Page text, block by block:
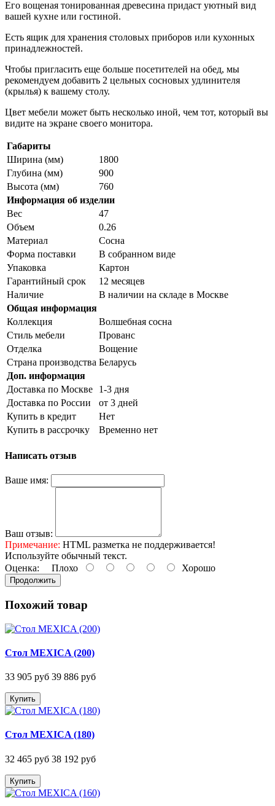
Его вощеная тонированная древесина придаст уютный вид
вашей кухне или гостиной.
Есть ящик для хранения столовых приборов или кухонных
принадлежностей.
Чтобы пригласить еще больше посетителей на обед, мы
рекомендуем добавить 2 цельных сосновых удлинителя
(крылья) к вашему столу.
Цвет мебели может быть несколько иной, чем тот, который вы
видите на экране своего монитора.
Габариты
Ширина (мм)
1800
Глубина (мм)
900
Высота (мм)
760
Информация об изделии
Вес
47
Объем
0.26
Материал
Сосна
Форма поставки
В собранном виде
Упаковка
Картон
Гарантийный срок
12 месяцев
Наличие
В наличии на складе в Москве
Общая информация
Коллекция
Волшебная сосна
Стиль мебели
Прованс
Отделка
Вощение
Страна производства Беларусь
Доп. информация
Доставка по Москве
1-3 дня
Доставка по России
от 3 дней
Купить в кредит
Нет
Купить в рассрочку
Временно нет
Написать отзыв
Ваше имя:
Ваш отзыв:
Примечание: HTML разметка не поддерживается!
Используйте обычный текст.
Оценка: Плохо Хорошо
Продолжить
Похожий товар
Стол MEXICA (200)
33 905 руб 39 886 руб
Купить
Стол MEXICA (180)
32 465 руб 38 192 руб
Купить